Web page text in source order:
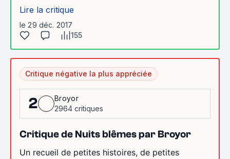
Lire la critique
le 29 déc. 2017
155
Critique négative la plus appréciée
2
Broyor
2964 critiques
Critique de Nuits blêmes par Broyor
Un recueil de petites histoires, de petites